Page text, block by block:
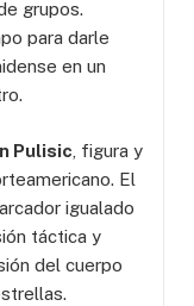
grupos.
para darle
en un
Pulisic , figura y
El
igualado
táctica y
del cuerpo